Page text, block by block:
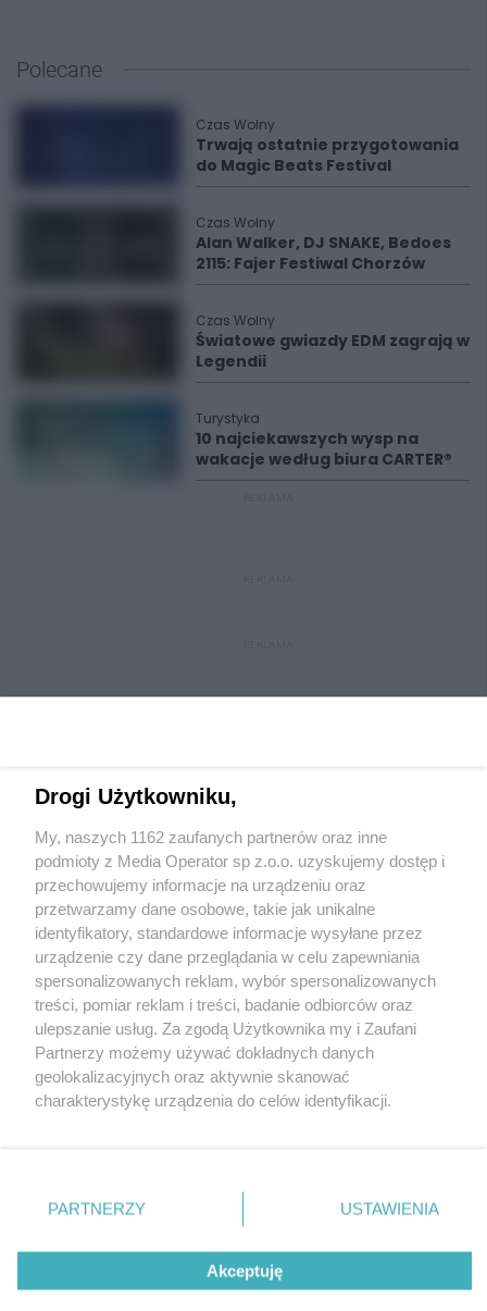
Polecane
Czas Wolny
Trwają ostatnie przygotowania
do Magic Beats Festival
Czas Wolny
Alan Walker, DJ SNAKE, Bedoes
2115: Fajer Festiwal Chorzów
Czas Wolny
Światowe gwiazdy EDM zagrają w
Legendii
Turystyka
10 najciekawszych wysp na
wakacje według biura CARTER®
Wydawca mediówlokalnych
Nie zapomnij
zapoznać się z:
polityką prywatności regulamin korzystania z portali
Twojemiasto
Piekary Śląskie
Chorzów
Tarnowskie Góry
Gliwice
Skontakuj sięz nami
Kontakt
Wydawca
Redakcja
Drogi Użytkowniku,
My, naszych 1162 zaufanych partnerów oraz inne
podmioty z Media Operator sp z.o.o. uzyskujemy dostęp i
przechowujemy informacje na urządzeniu oraz
przetwarzamy dane osobowe, takie jak unikalne
identyfikatory, standardowe informacje wysyłane przez
urządzenie czy dane przeglądania w celu zapewniania
spersonalizowanych reklam, wybór spersonalizowanych
treści, pomiar reklam i treści, badanie odbiorców oraz
ulepszanie usług. Za zgodą Użytkownika my i Zaufani
Partnerzy możemy używać dokładnych danych
geolokalizacyjnych oraz aktywnie skanować
charakterystykę urządzenia do celów identyfikacji.
zmienić/wycofać klikając przycisk ustawień prywatności
znajdujący się w lewym dolnym rogu strony
rodzaje przetwarzania danych nie wymagają zgody
użytkownika, ale masz prawo sprzeciwić się takiemu
przetwarzaniu. Preferencje będą miały zastosowania tylko
PARTNERZY USTAWIENIA
Akceptuję